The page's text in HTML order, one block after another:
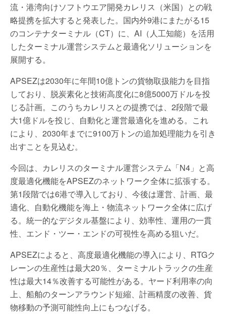
流・港湾向けソフトウエア開発カレリス（米国）との戦
略提携を拡大すると発表した。国内外9港にまたがる15
のコンテナターミナル（CT）に、AI（人工知能）を活用
したターミナル運営システムと最適化ソリューションを
展開する。
APSEZは2030年に年間10億トンの貨物取扱能力を目指
しており、脱炭素化と技術高度化に8億5000万ドルを投
じる計画。このうちカレリスとの提携では、2段階で最
大1億ドルを投じ、自動化と運営最適化を進める。これ
により、2030年までに9100万トンの追加処理能力を引き
出すことを見込む。
今回は、カレリスのターミナル運営システム「N4」と高
度最適化機能をAPSEZのネットワーク全体に拡張する。
第1段階では6港で導入しており、今後は運営、計画、最
適化、自動化機能を海上・物流ネットワーク全体に広げ
る。統一的なデジタル基盤により、効率性、運用の一貫
性、エンド・ツー・エンドの可視性を高める狙いだ。
APSEZによると、高度最適化機能の導入により、RTGク
レーンの生産性は最大20％、ターミナルトラックの生産
性は最大14％改善する可能性がある。ヤード利用率の向
上、船舶のターンアラウンド短縮、計画精度の改善、貨
物移動の予測可能性向上にもつなげる。